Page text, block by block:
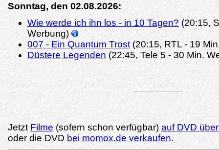
Sonntag, den 02.08.2026:
Wie werde ich ihn los - in 10 Tagen? (20:15,
Werbung)
007 - Ein Quantum Trost(20:15, RTL - 19
Düstere Legenden (22:45, Tele 5 - 30 Min.
Jetzt Filme (sofern schon verfügbar) auf DVD
oder die DVDbei momox.de verkaufen.